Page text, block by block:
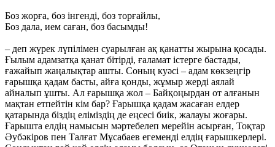
Боз жорға, боз інгенді, боз торғайлы,
Боз дала, ием саған, боз басымды!
– деп жүрек лүпілімен суарылған ақ қанатты жырына қосады.
Ғылым адамзатқа қанат бітірді, ғаламат істерге бастады,
ғажайып жаңалықтар ашты. Соның куәсі – адам көкзеңгір
ғарышқа қадам басты, айға қонды, жұмыр жерді аялай
айналып ұшты. Ал ғарышқа жол – Байқоңырдан от алғанын
мақтан етпейтін кім бар? Ғарышқа қадам жасаған елдер
қатарында біздің еліміздің де еңсесі биік, жалауы жоғары.
Ғарышта елдің намысын мәртебелеп мерейін асырған, Тоқтар
Әубәкіров пен Талғат Мұсабаев егеменді елдің ғарышкерлері.